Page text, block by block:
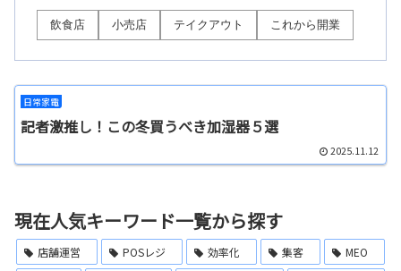
飲食店 小売店 テイクアウト これから開業
日常家電
記者激推し！この冬買うべき加湿器５選
2025.11.12
現在人気キーワード一覧から探す
店舗運営 POSレジ 効率化 集客
MEO